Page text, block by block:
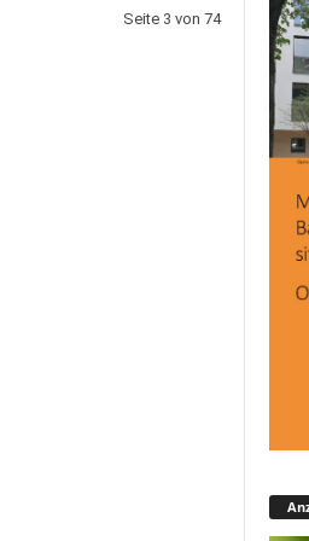
Seite 3 von 74